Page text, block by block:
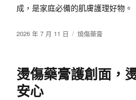
成，是家庭必備的肌膚護理好物。
發
2026 年 7 月 11 日
分
燒傷藥膏
燙傷藥膏護創面，
安心